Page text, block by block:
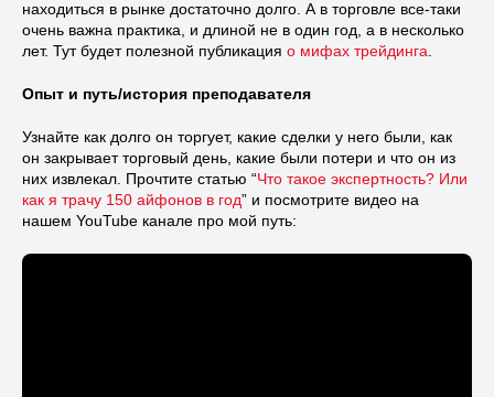
находиться в рынке достаточно долго. А в торговле все-таки
очень важна практика, и длиной не в один год, а в несколько
лет. Тут будет полезной публикация о мифах трейдинга
Опыт и путь/история преподавателя
Узнайте как долго он торгует, какие сделки у него были, как
он закрывает торговый день, какие были потери и что он из
них извлекал. Прочтите статью “Что такое экспертность? Или
как я трачу 150 айфонов в год” и посмотрите видео на
нашем YouTube канале про мой путь: